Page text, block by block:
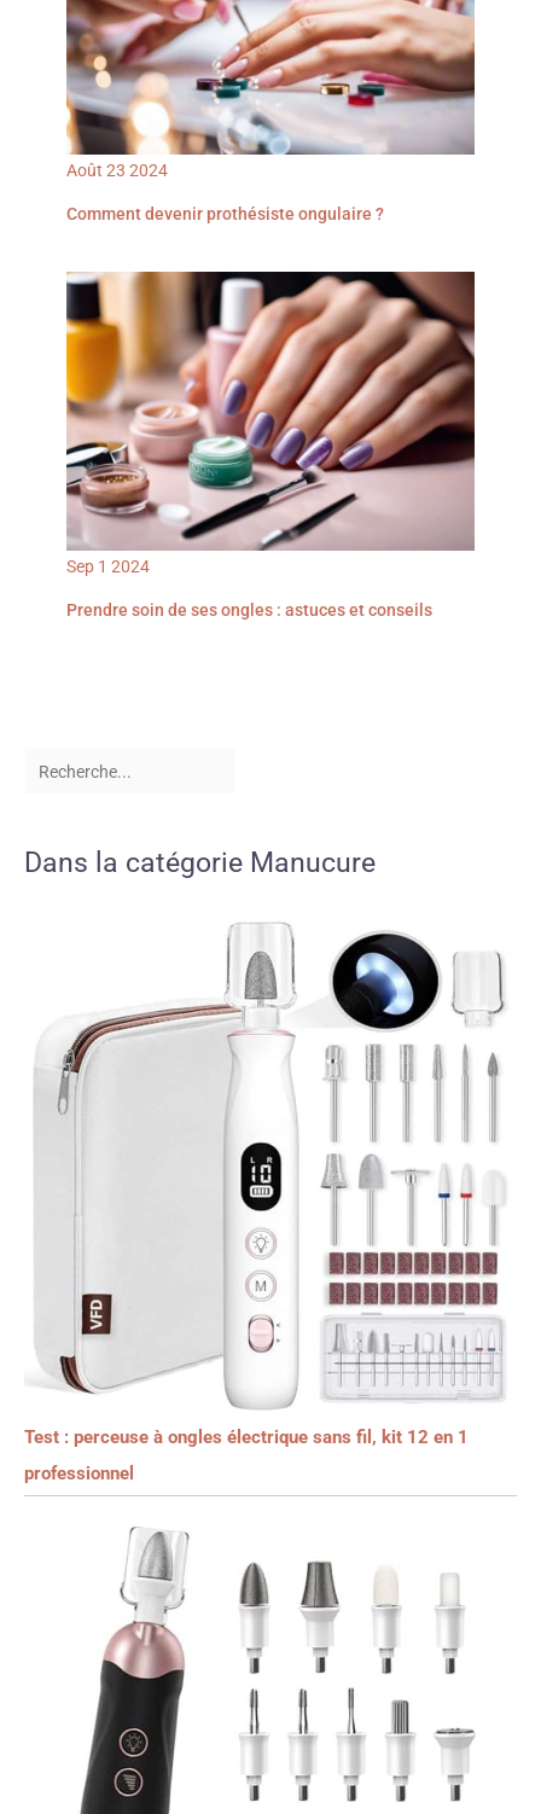
Août 23 2024
Comment devenir prothésiste ongulaire ?
Sep 1 2024
Prendre soin de ses ongles : astuces et conseils
Dans la catégorie Manucure
Test : perceuse à ongles électrique sans fil, kit 12 en 1
professionnel